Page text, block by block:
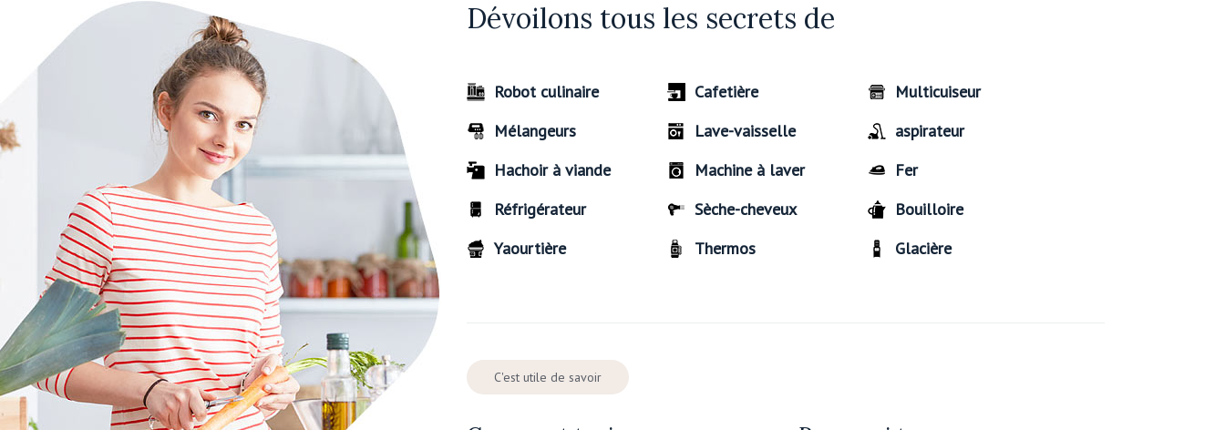
Dévoilons tous les secrets de
Robot culinaire Cafetière
Multicuiseur
Mélangeurs
Lave-vaisselle
aspirateur
Hachoir à viande
Machine à laver
Fer
Réfrigérateur
Sèche-cheveux
Bouilloire
Yaourtière
Thermos Glacière
C'est utile de savoir